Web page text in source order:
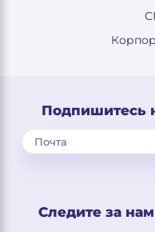
Подпишитесь
Следите за